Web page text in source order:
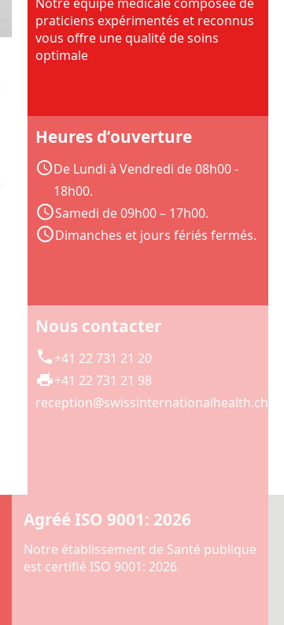
praticiens expérimentés et reconnus
vous offre une qualité de soins
optimale
Heures d’ouverture
De Lundi à Vendredi de 08h00 -
18h00.
Samedi de 09h00 – 17h00.
Dimanches et jours fériés fermés.
Nous contacter
+41 22 731 21 20
+41 22 731 21 98
reception@swissinternationalhealth.ch
Agréé ISO 9001: 2026
Notre établissement de Santé publique
est certifié ISO 9001: 2026